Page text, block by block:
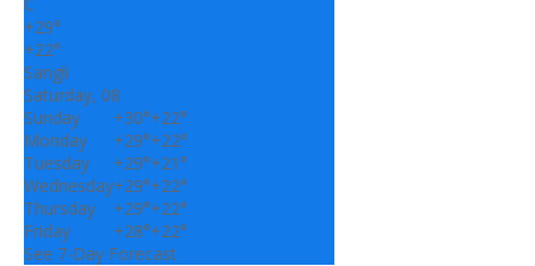
+29°
+22°
Sangli
Saturday, 08
Sunday
+30°+22°
Monday
+29°+22°
Tuesday
+29°+21°
Wednesday+29°+22°
Thursday
+29°+22°
Friday
+28°+22°
See 7-Day Forecast